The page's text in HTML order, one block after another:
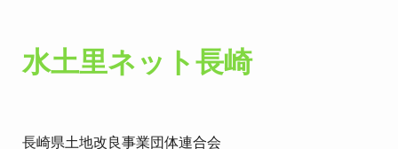
水土里ネット長崎
長崎県土地改良事業団体連合会